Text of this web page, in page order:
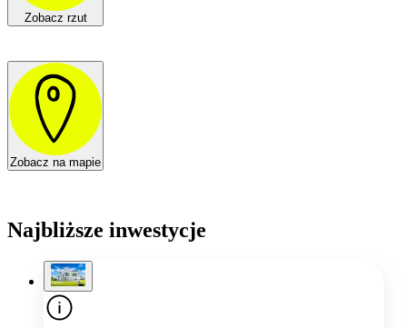
Zobacz rzut
Zobacz na mapie
Najbliższe inwestycje